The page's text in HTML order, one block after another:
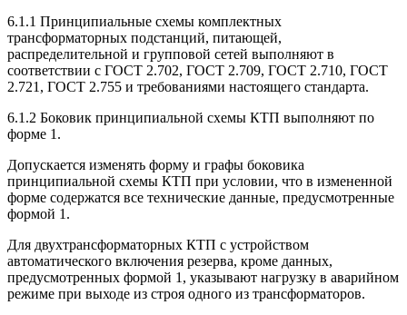
6.1.1 Принципиальные схемы комплектных
трансформаторных подстанций, питающей,
распределительной и групповой сетей выполняют в
соответствии с ГОСТ 2.702, ГОСТ 2.709, ГОСТ 2.710, ГОСТ
2.721, ГОСТ 2.755 и требованиями настоящего стандарта.
6.1.2 Боковик принципиальной схемы КТП выполняют по
форме 1.
Допускается изменять форму и графы боковика
принципиальной схемы КТП при условии, что в измененной
форме содержатся все технические данные, предусмотренные
формой 1.
Для двухтрансформаторных КТП с устройством
автоматического включения резерва, кроме данных,
предусмотренных формой 1, указывают нагрузку в аварийном
режиме при выходе из строя одного из трансформаторов.